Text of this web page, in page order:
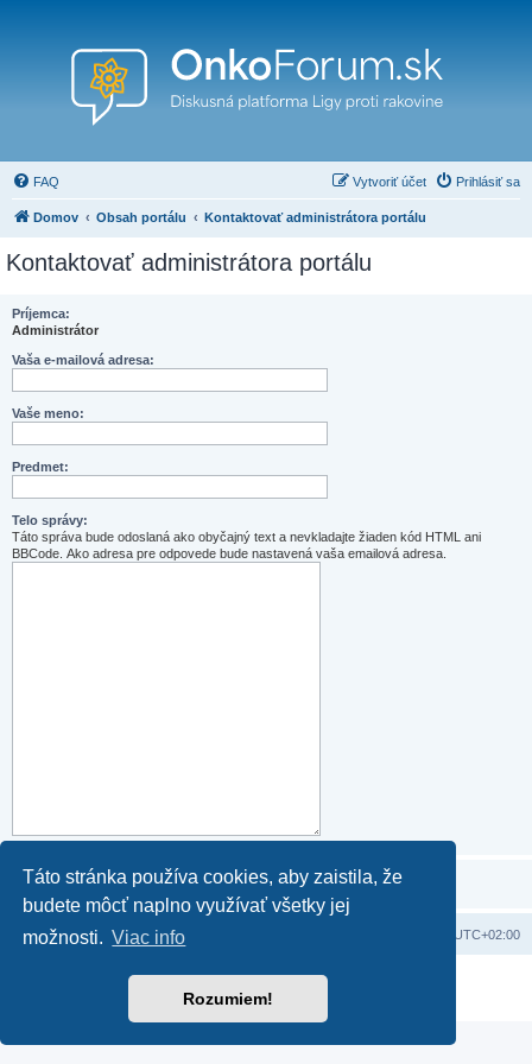
Táto stránka používa cookies, aby zaistila, že
budete môcť naplno využívať všetky jej
možnosti. Viac info
Rozumiem!
FAQ Prihlásiť sa
Vytvoriť účet
Domov Obsah portálu Kontaktovať administrátora portálu
Kontaktovať administrátora portálu
Príjemca:
Administrátor
Vaša e-mailová adresa:
Vaše meno:
Predmet:
Telo správy:
Táto správa bude odoslaná ako obyčajný text a nevkladajte žiaden kód HTML ani
BBCode. Ako adresa pre odpovede bude nastavená vaša emailová adresa.
Domov Obsah portálu UTC+02:00
Založené naphpBB® Forum Software © phpBB Limited
Súkromie|Podmienky